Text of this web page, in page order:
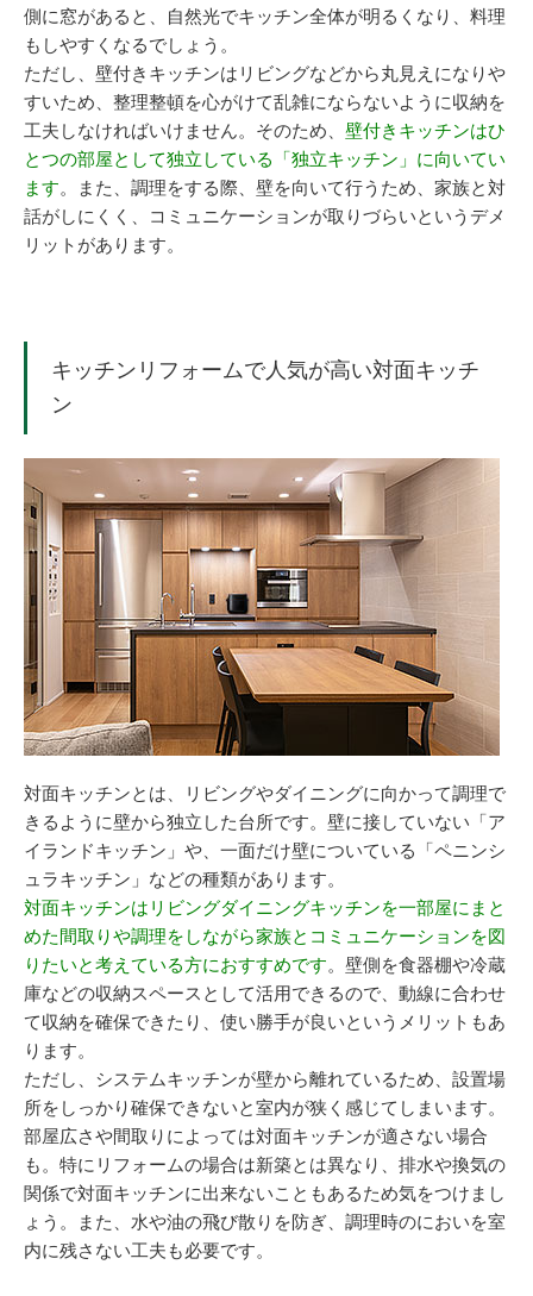
側に窓があると、自然光でキッチン全体が明るくなり、料理
もしやすくなるでしょう。
ただし、壁付きキッチンはリビングなどから丸見えになりや
すいため、整理整頓を心がけて乱雑にならないように収納を
工夫しなければいけません。そのため、 壁付きキッチンはひ
とつの部屋として独立している「独立キッチン」に向いてい
ます。また、調理をする際、壁を向いて行うため、家族と対
話がしにくく、コミュニケーションが取りづらいというデメ
リットがあります。
キッチンリフォームで人気が高い対面キッチ
ン
対面キッチンとは、リビングやダイニングに向かって調理で
きるように壁から独立した台所です。壁に接していない「ア
イランドキッチン」や、一面だけ壁についている「ペニンシ
ュラキッチン」などの種類があります。
対面キッチンはリビングダイニングキッチンを一部屋にまと
めた間取りや調理をしながら家族とコミュニケーションを図
りたいと考えている方におすすめです。壁側を食器棚や冷蔵
庫などの収納スペースとして活用できるので、動線に合わせ
て収納を確保できたり、使い勝手が良いというメリットもあ
ります。
ただし、システムキッチンが壁から離れているため、設置場
所をしっかり確保できないと室内が狭く感じてしまいます。
部屋広さや間取りによっては対面キッチンが適さない場合
も。特にリフォームの場合は新築とは異なり、排水や換気の
関係で対面キッチンに出来ないこともあるため気をつけまし
ょう。また、水や油の飛び散りを防ぎ、調理時のにおいを室
内に残さない工夫も必要です。